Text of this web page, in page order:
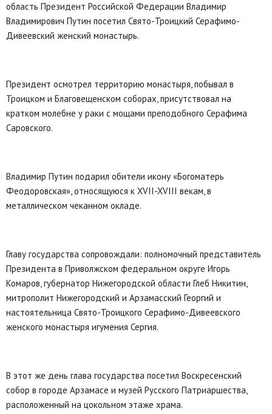
область Президент Российской Федерации Владимир
Владимирович Путин посетил Свято-Троицкий Серафимо-
Дивеевский женский монастырь.
Президент осмотрел территорию монастыря, побывал в
Троицком и Благовещенском соборах, присутствовал на
кратком молебне у раки с мощами преподобного Серафима
Саровского.
Владимир Путин подарил обители икону «Богоматерь
Феодоровская», относящуюся к XVII-XVIII векам, в
металлическом чеканном окладе.
Главу государства сопровождали: полномочный представитель
Президента в Приволжском федеральном округе Игорь
Комаров, губернатор Нижегородской области Глеб Никитин,
митрополит Нижегородский и Арзамасский Георгий и
настоятельница Свято-Троицкого Серафимо-Дивеевского
женского монастыря игумения Сергия.
В этот же день глава государства посетил Воскресенский
собор в городе Арзамасе и музей Русского Патриаршества,
расположенный на цокольном этаже храма.